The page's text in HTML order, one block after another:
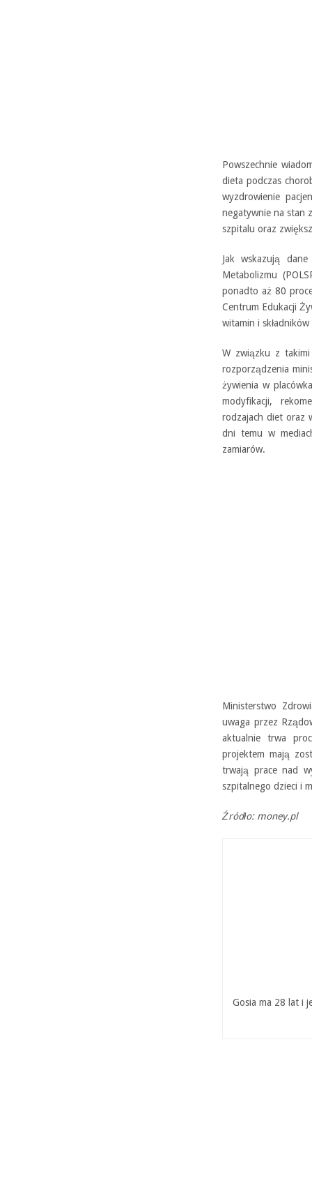
Powszechnie
dieta podczas
wyzdrowienie
negatywnie na stan
szpitalu oraz
Jak wskazują
Metabolizmu
ponadto aż 80
Centrum Edukacji
witamin i
W związku z takimi
rozporządzenia
żywienia w
modyfikacji,
rodzajach diet oraz
dni temu w
zamiarów.
Ministerstwo
uwaga przez
aktualnie trwa
projektem mają
trwają prace nad
szpitalnego dzieci i
Źródło: money.pl
Gosia ma 28 lat i